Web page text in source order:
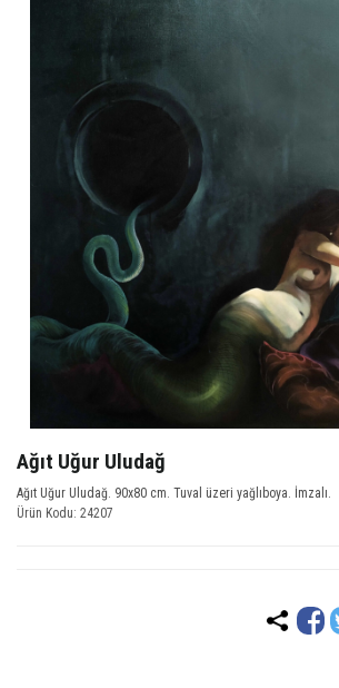
Ağıt Uğur Uludağ
Ağıt Uğur Uludağ. 90x80 cm. Tuval üzeri yağlıboya. İmzalı.
Ürün Kodu: 24207